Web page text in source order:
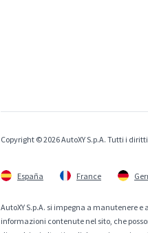
Copyright © 2026 AutoXY S.p.A. Tutti i
España France
AutoXY S.p.A. si impegna a manutenere
informazioni contenute nel sito, che